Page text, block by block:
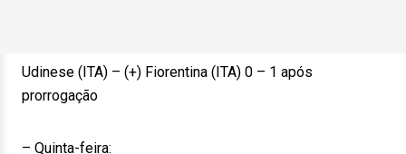
Udinese (ITA) – (+) Fiorentina (ITA) 0 – 1 após
prorrogação
– Quinta-feira: